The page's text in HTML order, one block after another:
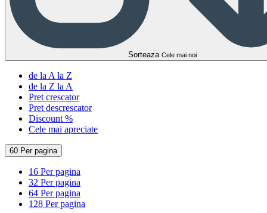
Sorteaza Cele mai noi
de la A la Z
de la Z la A
Pret crescator
Pret descrescator
Discount %
Cele mai apreciate
60 Per pagina
16 Per pagina
32 Per pagina
64 Per pagina
128 Per pagina